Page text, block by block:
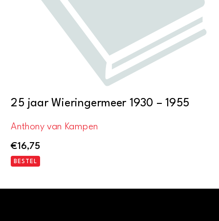
25 jaar Wieringermeer 1930 – 1955
Anthony van Kampen
€16,75
BESTEL